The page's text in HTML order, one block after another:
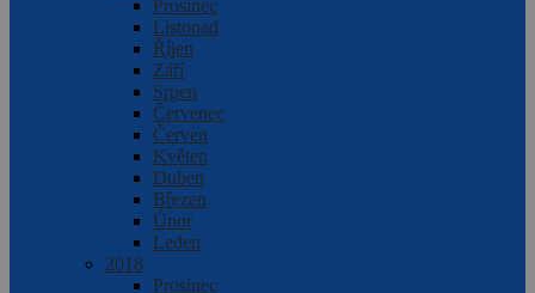
Prosinec
Listopad
Říjen
Září
Srpen
Červenec
Červen
Květen
Duben
Březen
Únor
Leden
2018
Prosinec